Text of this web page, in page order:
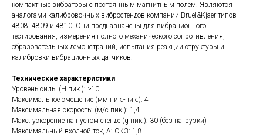
компактные вибраторы с постоянным магнитным полем. Являются
аналогами калибровочных вибростендов компании Bruel&Kjaer типов
4808, 4809 и 4810. Они предназначены для вибрационного
тестирования, измерения полного механического сопротивления,
образовательных демонстраций, испытания реакции структуры и
калибровки вибрационных датчиков.
Технические характеристики
Уровень силы (Н пик.): ≥10
Максимальное смещение (мм пик.-пик.): 4
Максимальная скорость: (м/с пик.): 1,4
Макс. ускорение на пустом стенде (g пик.): 30 (без нагрузки)
Максимальный входной ток, А: СКЗ: 1,8